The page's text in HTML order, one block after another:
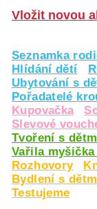
Vložit novou
Seznamka
Hlídání dětí
Ubytování s
Pořadatelé
Kupovačka
Slevové
Tvoření s
Vařila
Rozhovory
Bydlení s
Testujeme